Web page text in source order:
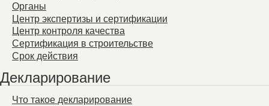
Органы
Центр экспертизы и сертификации
Центр контроля качества
Сертификация в строительстве
Срок действия
Декларирование
Что такое декларирование